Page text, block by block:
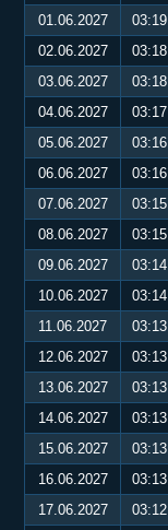
01.06.2027
03:19
02.06.2027
03:18
03.06.2027
03:18
04.06.2027
03:17
05.06.2027
03:16
06.06.2027
03:16
07.06.2027
03:15
08.06.2027
03:15
09.06.2027
03:14
10.06.2027
03:14
11.06.2027
03:13
12.06.2027
03:13
13.06.2027
03:13
14.06.2027
03:13
15.06.2027
03:13
16.06.2027
03:13
17.06.2027
03:12